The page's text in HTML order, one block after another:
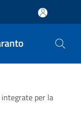
integrate per la